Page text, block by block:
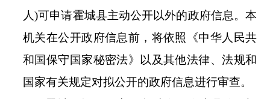
人)可申请霍城县主动公开以外的政府信息。本
机关在公开政府信息前，将依照《中华人民共
和国保守国家秘密法》以及其他法律、法规和
国家有关规定对拟公开的政府信息进行审查。